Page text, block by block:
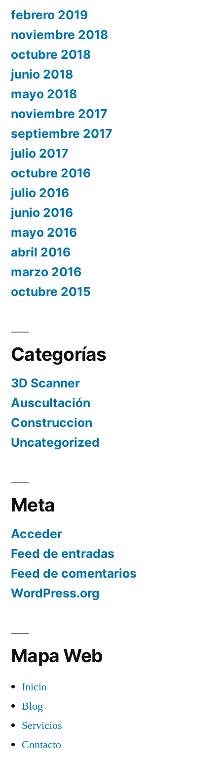
febrero 2019
noviembre 2018
octubre 2018
junio 2018
mayo 2018
noviembre 2017
septiembre 2017
julio 2017
octubre 2016
julio 2016
junio 2016
mayo 2016
abril 2016
marzo 2016
octubre 2015
Categorías
3D Scanner
Auscultación
Construccion
Uncategorized
Meta
Acceder
Feed de entradas
Feed de comentarios
WordPress.org
Mapa Web
Inicio
Blog
Servicios
Contacto